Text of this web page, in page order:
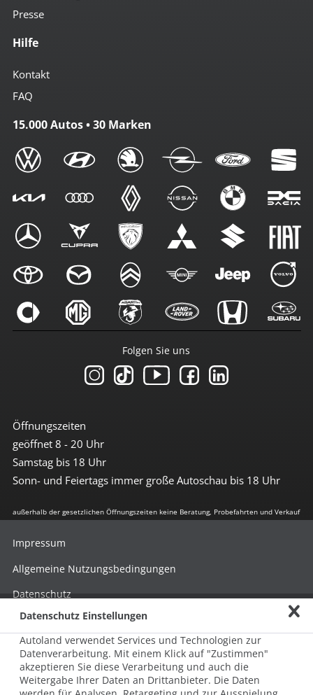
Presse
Hilfe
Kontakt
FAQ
15.000 Autos • 30 Marken
Öffnungszeiten
geöffnet 8 - 20 Uhr
Samstag bis 18 Uhr
Sonn- und Feiertags immer große Autoschau bis 18 Uhr
Folgen Sie uns
außerhalb der gesetzlichen Öffnungszeiten keine Beratung, Probefahrten und Verkauf
© 2026 AUTOLAND 24 SE & Co. Betriebs KG
Impressum
Allgemeine Nutzungsbedingungen
Datenschutz
Hinweisgebersystem nach HinSchG
Beschwerde nach LkSG
Grundsatzerklärung zum LkSG
Datenschutz Einstellungen
Autoland verwendet Services und Technologien zur
Datenverarbeitung. Mit einem Klick auf "Zustimmen"
akzeptieren Sie diese Verarbeitung und auch die
Weitergabe Ihrer Daten an Drittanbieter. Die Daten